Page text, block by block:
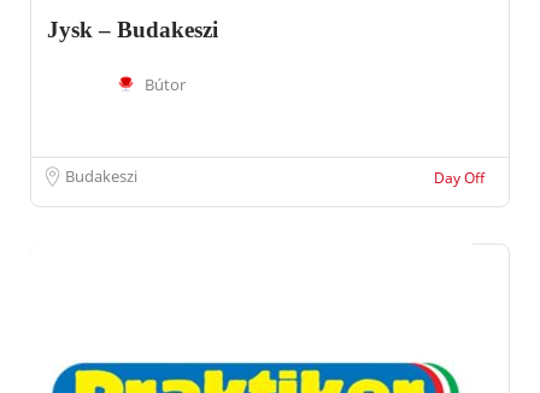
Jysk – Budakeszi
Bútor
Budakeszi Day Off